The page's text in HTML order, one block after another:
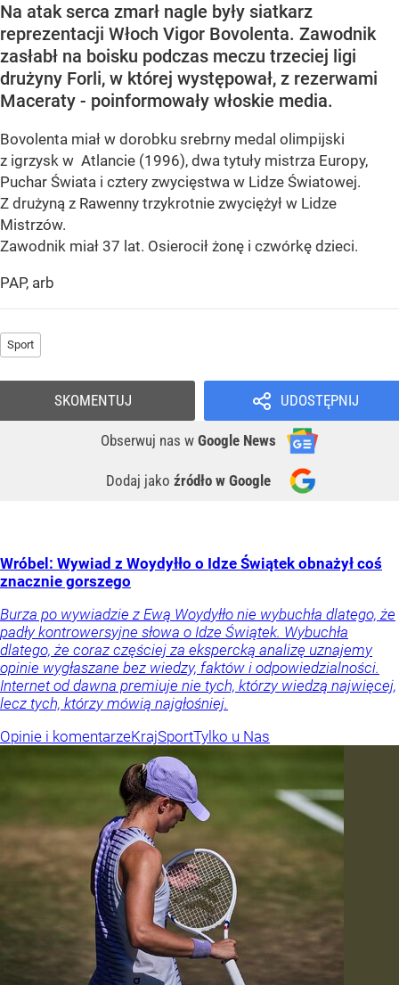
Na atak serca zmarł nagle były siatkarz
reprezentacji Włoch Vigor Bovolenta. Zawodnik
zasłabł na boisku podczas meczu trzeciej ligi
drużyny Forli, w której występował, z rezerwami
Maceraty - poinformowały włoskie media.
Bovolenta miał w dorobku srebrny medal olimpijski
z igrzysk w Atlancie (1996), dwa tytuły mistrza Europy,
Puchar Świata i cztery zwycięstwa w Lidze Światowej.
Z drużyną z Rawenny trzykrotnie zwyciężył w Lidze
Mistrzów.
Zawodnik miał 37 lat. Osierocił żonę i czwórkę dzieci.
PAP, arb
Sport
UDOSTĘPNIJ
Obserwuj nas w Google News
Dodaj jako źródło w Google
SKOMENTUJ
Wróbel: Wywiad z Woydyłło o Idze Świątek obnażył coś
znacznie gorszego
Burza po wywiadzie z Ewą Woydyłło nie wybuchła dlatego, że
padły kontrowersyjne słowa o Idze Świątek. Wybuchła
dlatego, że coraz częściej za ekspercką analizę uznajemy
opinie wygłaszane bez wiedzy, faktów i odpowiedzialności.
Internet od dawna premiuje nie tych, którzy wiedzą najwięcej,
lecz tych, którzy mówią najgłośniej.
Opinie i komentarzeKrajSportTylko u Nas